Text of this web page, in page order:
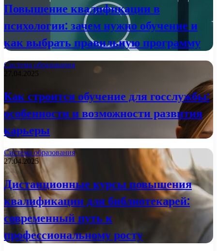
Повышение квалификации в
психологии: зачем нужно обучение и
как выбрать правильную программу
Система образования
27.04.2025
Как строится обучение для госслужбы:
особенности и возможности развития
карьеры
Система образования
27.04.2025
Дистанционные курсы повышения
квалификации для библиотекарей:
современный путь к
профессиональному росту